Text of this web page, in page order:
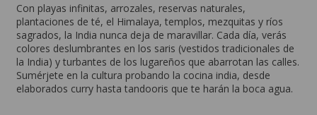
Con playas infinitas, arrozales, reservas naturales,
plantaciones de té, el Himalaya, templos, mezquitas y ríos
sagrados, la India nunca deja de maravillar. Cada día, verás
colores deslumbrantes en los saris (vestidos tradicionales de
la India) y turbantes de los lugareños que abarrotan las calles.
Sumérjete en la cultura probando la cocina india, desde
elaborados curry hasta tandooris que te harán la boca agua.